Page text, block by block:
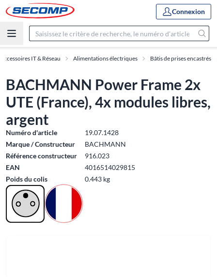
Connexion
Accessoires IT & Réseau Alimentations électriques Bâtis de prises encastrés
BACHMANN Power Frame 2x
UTE (France), 4x modules libres,
argent
Numéro d'article
19.07.1428
Marque / Constructeur
BACHMANN
Référence constructeur
916.023
EAN
4016514029815
Poids du colis
0.443 kg